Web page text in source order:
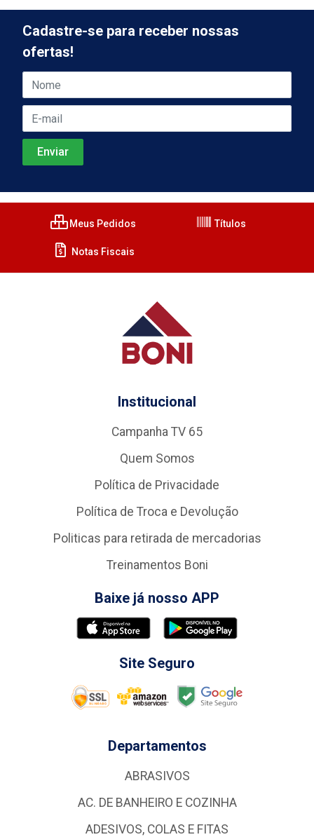
Cadastre-se para receber nossas
ofertas!
Meus Pedidos Títulos
Notas Fiscais
Institucional
Campanha TV 65
Quem Somos
Política de Privacidade
Política de Troca e Devolução
Politicas para retirada de mercadorias
Treinamentos Boni
Baixe já nosso APP
Site Seguro
Departamentos
ABRASIVOS
AC. DE BANHEIRO E COZINHA
ADESIVOS, COLAS E FITAS